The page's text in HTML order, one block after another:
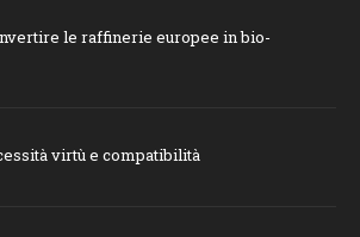
le raffinerie europee in bio-
virtù e compatibilità